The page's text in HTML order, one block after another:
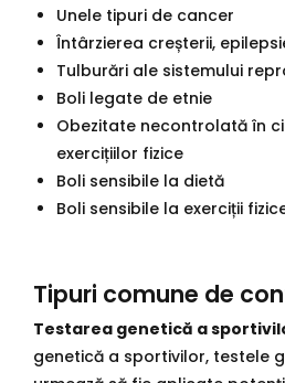
Unele tipuri de cancer
Întârzierea creșterii,
Tulburări ale sistemului
Boli legate de etnie
Obezitate necontrolată în
exercițiilor fizice
Boli sensibile la dietă
Boli sensibile la exerciții
Tipuri comune de
Testarea genetică a
genetică a sportivilor, testele